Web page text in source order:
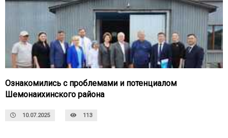
Ознакомились с проблемами и потенциалом
Шемонаихинского района
10.07.2025 113